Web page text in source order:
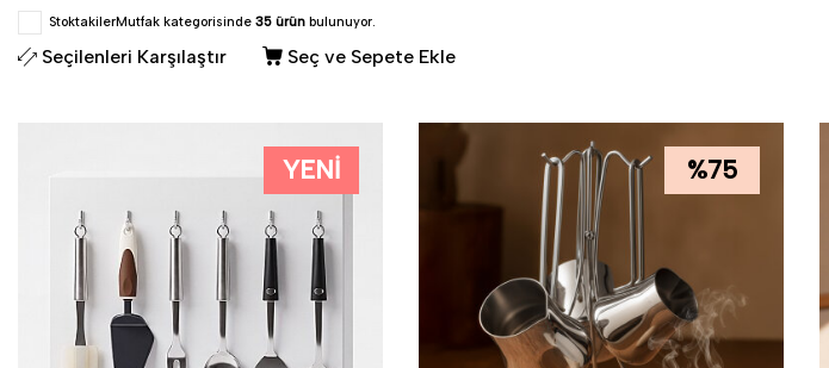
StoktakilerMutfak kategorisinde 35 ürün bulunuyor.
Seçilenleri Karşılaştır Seç ve Sepete Ekle
YENI %75